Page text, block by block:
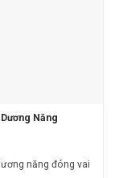
Năng
năng đóng vai